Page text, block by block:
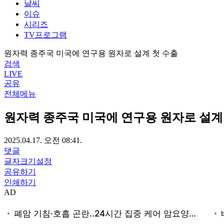
날씨
이슈
시리즈
TV프로그램
원자력 종주국 미국에 연구용 원자로 설계 첫 수출
검색
LIVE
공유
전체메뉴
원자력 종주국 미국에 연구용 원자로 설
2025.04.17. 오전 08:41.
댓글
글자크기설정
공유하기
인쇄하기
AD